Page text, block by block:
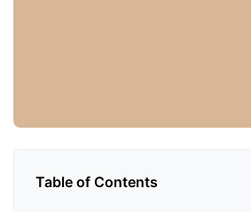
Table of Contents